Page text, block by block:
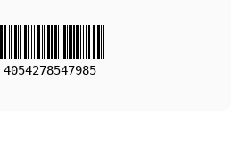
4054278547985